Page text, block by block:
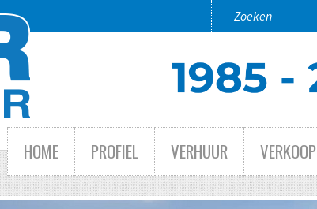
HOME PROFIEL VERHUUR VERKOOP